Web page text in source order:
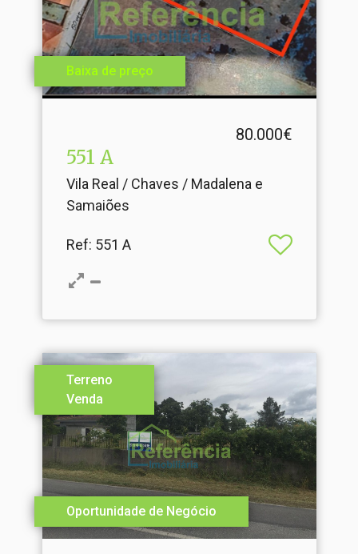
Baixa de preço
80.000€
551 A
Vila Real / Chaves / Madalena e
Samaiões
Ref: 551 A
Terreno
Venda
Oportunidade de Negócio